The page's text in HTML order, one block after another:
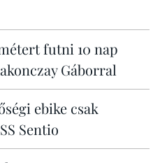
futni 10 nap
Gáborral
ebike csak
Sentio